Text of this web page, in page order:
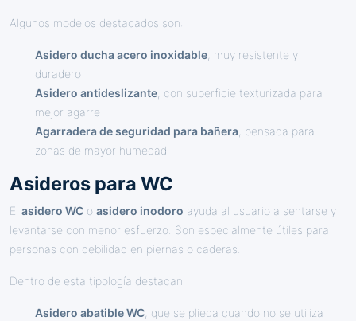
Algunos modelos destacados son:
Asidero ducha acero inoxidable , muy resistente y
duradero
Asidero antideslizante , con superficie texturizada para
mejor agarre
Agarradera de seguridad para bañera , pensada para
zonas de mayor humedad
Asideros para WC
El asidero WC o asidero inodoro ayuda al usuario a sentarse y
levantarse con menor esfuerzo. Son especialmente útiles para
personas con debilidad en piernas o caderas.
Dentro de esta tipología destacan:
Asidero abatible WC , que se pliega cuando no se utiliza